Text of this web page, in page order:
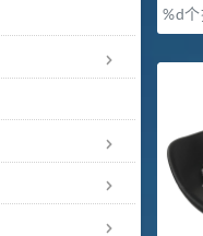
%d个